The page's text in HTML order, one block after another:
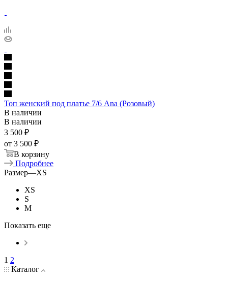
Топ женский под платье 7/6 Ana (Розовый)
В наличии
В наличии
3 500 ₽
от 3 500 ₽
В корзину
Подробнее
Размер—XS
XS
S
M
Показать еще
1 2
Каталог